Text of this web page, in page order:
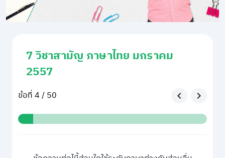
7 วิชาสามัญ ภาษาไทย มกราคม
2557
ข้อที่ 4 / 50